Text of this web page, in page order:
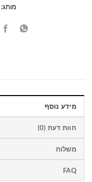
מותג:
מידע נוסף
חוות דעת (0)
משלוח
FAQ